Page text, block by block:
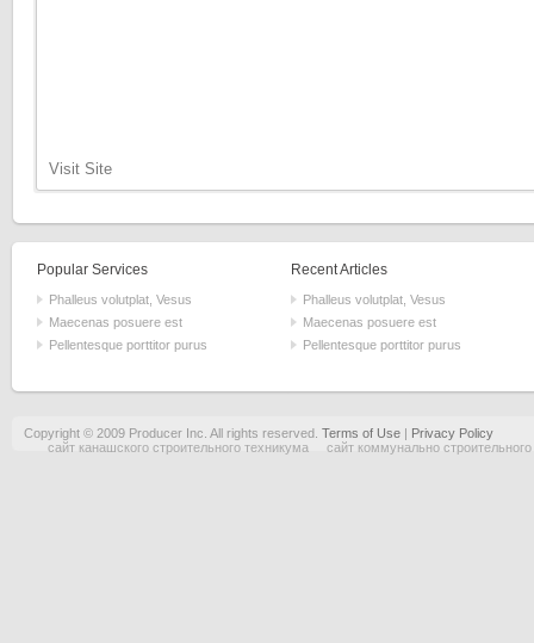
Visit Site
Popular Services
Phalleus volutplat, Vesus
Maecenas posuere est
Pellentesque porttitor purus
Recent Articles
Phalleus volutplat, Vesus
Maecenas posuere est
Pellentesque porttitor purus
Copyright © 2009 Producer Inc. All rights reserved. Terms of Use| Privacy Policy
сайт канашского строительного техникума
сайт коммунально